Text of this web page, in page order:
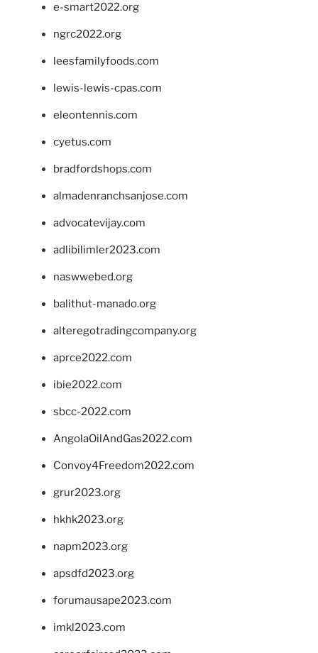
e-smart2022.org
ngrc2022.org
leesfamilyfoods.com
lewis-lewis-cpas.com
eleontennis.com
cyetus.com
bradfordshops.com
almadenranchsanjose.com
advocatevijay.com
adlibilimler2023.com
naswwebed.org
balithut-manado.org
alteregotradingcompany.org
aprce2022.com
ibie2022.com
sbcc-2022.com
AngolaOilAndGas2022.com
Convoy4Freedom2022.com
grur2023.org
hkhk2023.org
napm2023.org
apsdfd2023.org
forumausape2023.com
imkl2023.com